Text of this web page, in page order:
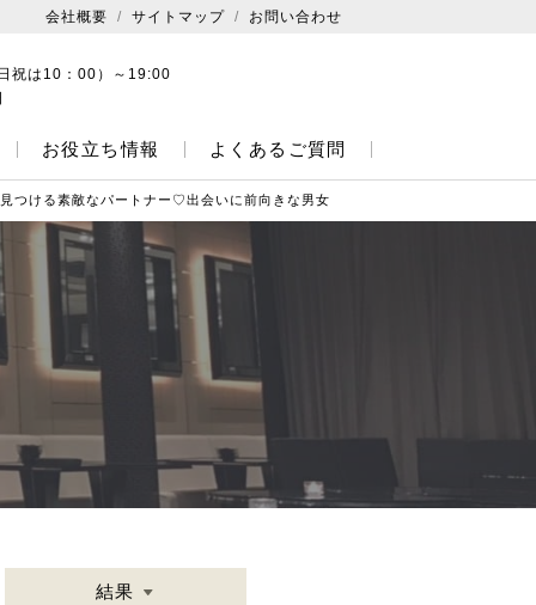
会社概要 サイトマップ お問い合わせ
祝は10：00）～19:00
お役立ち情報 よくあるご質問
つける素敵なパートナー♡出会いに前向きな男女
結果